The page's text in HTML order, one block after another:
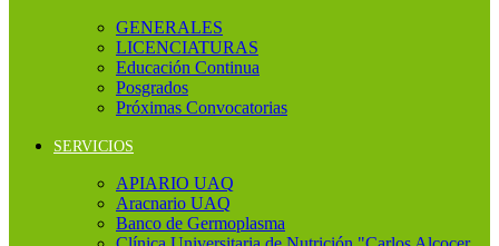
GENERALES
LICENCIATURAS
Educación Continua
Posgrados
Próximas Convocatorias
SERVICIOS
APIARIO UAQ
Aracnario UAQ
Banco de Germoplasma